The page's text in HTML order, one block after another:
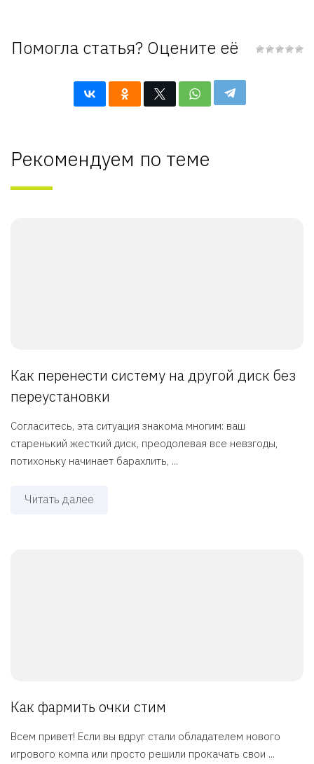
Помогла статья? Оцените её
Рекомендуем по теме
Как перенести систему на другой диск без
переустановки
Согласитесь, эта ситуация знакома многим: ваш
старенький жесткий диск, преодолевая все невзгоды,
потихоньку начинает барахлить, ...
Читать далее
Как фармить очки стим
Всем привет! Если вы вдруг стали обладателем нового
игрового компа или просто решили прокачать свои ...